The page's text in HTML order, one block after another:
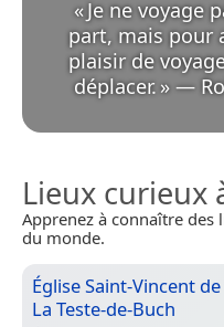
«Je ne voyage
part, mais pour
plaisir de
déplacer. » —
Lieux curieux
Apprenez à connaître des
du monde.
Église Saint-Vincent de
La Teste-de-Buch